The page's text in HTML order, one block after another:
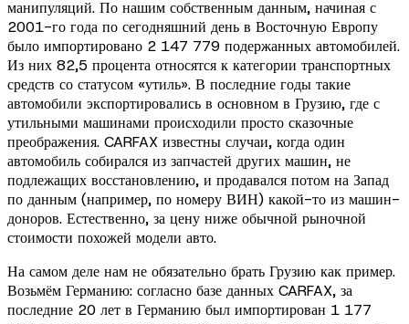
манипуляций. По нашим собственным данным, начиная с
2001-го года по сегодняшний день в Восточную Европу
было импортировано 2 147 779 подержанных автомобилей.
Из них 82,5 процента относятся к категории транспортных
средств со статусом «утиль». В последние годы такие
автомобили экспортировались в основном в Грузию, где с
утильными машинами происходили просто сказочные
преображения. CARFAX известны случаи, когда один
автомобиль собирался из запчастей других машин, не
подлежащих восстановлению, и продавался потом на Запад
по данным (например, по номеру ВИН) какой-то из машин-
доноров. Естественно, за цену ниже обычной рыночной
стоимости похожей модели авто.
На самом деле нам не обязательно брать Грузию как пример.
Возьмём Германию: согласно базе данных CARFAX, за
последние 20 лет в Германию был импортирован 1 177